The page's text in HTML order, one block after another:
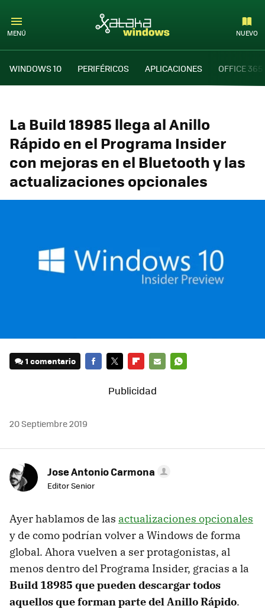
MENÚ NUEVO
WINDOWS 10 PERIFÉRICOS APLICACIONES OFFICE 365
La Build 18985 llega al Anillo
Rápido en el Programa Insider
con mejoras en el Bluetooth y las
actualizaciones opcionales
1 comentario
MAIL
20 Septiembre 2019
Jose Antonio Carmona
Editor Senior
Ayer hablamos de las actualizaciones opcionales
y de como podrían volver a Windows de forma
global. Ahora vuelven a ser protagonistas, al
menos dentro del Programa Insider, gracias a la
Build 18985 que pueden descargar todos
aquellos que forman parte del Anillo Rápido.